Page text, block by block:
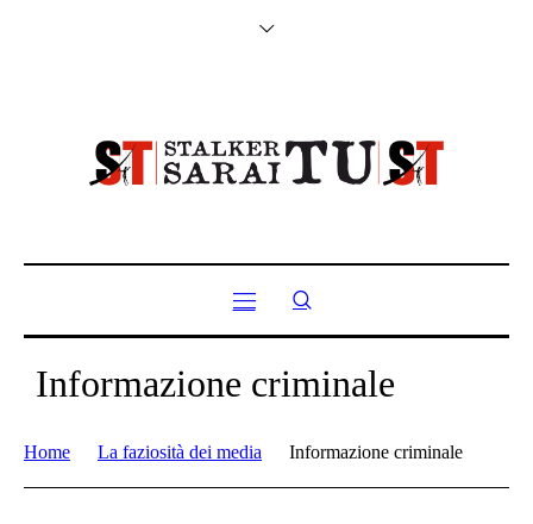
Informazione criminale
Home La faziosità dei media Informazione criminale